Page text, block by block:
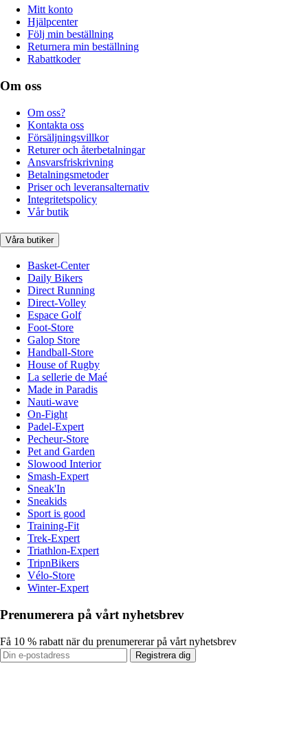
Mitt konto
Hjälpcenter
Följ min beställning
Returnera min beställning
Rabattkoder
Om oss
Om oss?
Kontakta oss
Försäljningsvillkor
Returer och återbetalningar
Ansvarsfriskrivning
Betalningsmetoder
Priser och leveransalternativ
Integritetspolicy
Vår butik
Våra butiker
Basket-Center
Daily Bikers
Direct Running
Direct-Volley
Espace Golf
Foot-Store
Galop Store
Handball-Store
House of Rugby
La sellerie de Maé
Made in Paradis
Nauti-wave
On-Fight
Padel-Expert
Pecheur-Store
Pet and Garden
Slowood Interior
Smash-Expert
Sneak'In
Sneakids
Sport is good
Training-Fit
Trek-Expert
Triathlon-Expert
TripnBikers
Vélo-Store
Winter-Expert
Prenumerera på vårt nyhetsbrev
Få 10 % rabatt när du prenumererar på vårt nyhetsbrev
Registrera dig